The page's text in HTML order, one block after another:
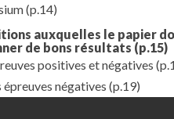
(p.14)
auxquelles le papier
de bons résultats (p.15)
positives et négatives
épreuves négatives (p.19)